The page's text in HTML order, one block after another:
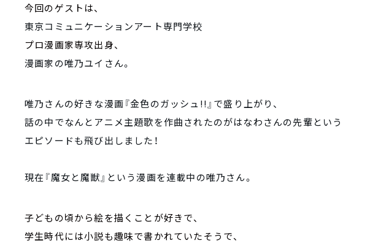
今回のゲストは、
東京コミュニケーションアート専門学校
プロ漫画家専攻出身、
漫画家の唯乃ユイさん。
唯乃さんの好きな漫画『金色のガッシュ!!』で盛り上がり、
話の中でなんとアニメ主題歌を作曲されたのがはなわさんの先輩という
エピソードも飛び出しました！
現在『魔女と魔獣』という漫画を連載中の唯乃さん。
子どもの頃から絵を描くことが好きで、
学生時代には小説も趣味で書かれていたそうで、